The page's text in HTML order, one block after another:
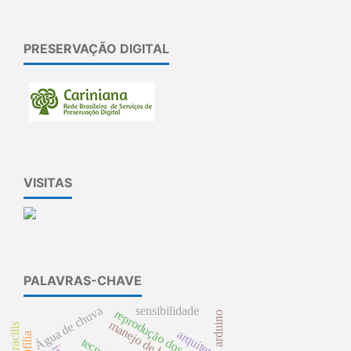
PRESERVAÇÃO DIGITAL
VISITAS
PALAVRAS-CHAVE
Água de chuva sensibilidade arduino